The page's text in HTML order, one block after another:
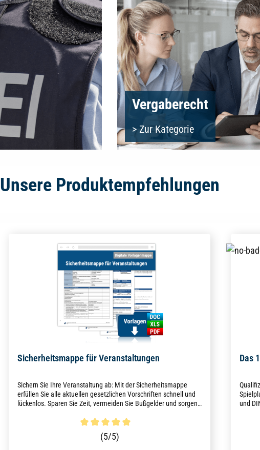
Vergaberecht
> Zur Kategorie
Unsere Produktempfehlungen
Sicherheitsmappe für Veranstaltungen
Sichern Sie Ihre Veranstaltung ab: Mit der Sicherheitsmappe
erfüllen Sie alle aktuellen gesetzlichen Vorschriften schnell und
lückenlos. Sparen Sie Zeit, vermeiden Sie Bußgelder und sorgen
Durchschnittliche Bewertung von 5 von 5 Sternen
(5/5)
Das
und